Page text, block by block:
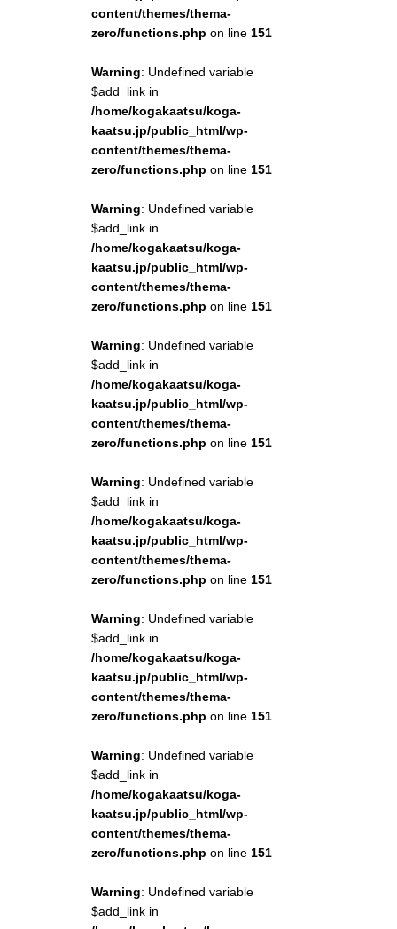
content/themes/thema-
zero/functions.php on line 151
Warning: Undefined variable
$add_link in
/home/kogakaatsu/koga-
kaatsu.jp/public_html/wp-
content/themes/thema-
zero/functions.php on line 151
Warning: Undefined variable
$add_link in
/home/kogakaatsu/koga-
kaatsu.jp/public_html/wp-
content/themes/thema-
zero/functions.php on line 151
Warning: Undefined variable
$add_link in
/home/kogakaatsu/koga-
kaatsu.jp/public_html/wp-
content/themes/thema-
zero/functions.php on line 151
Warning: Undefined variable
$add_link in
/home/kogakaatsu/koga-
kaatsu.jp/public_html/wp-
content/themes/thema-
zero/functions.php on line 151
Warning: Undefined variable
$add_link in
/home/kogakaatsu/koga-
kaatsu.jp/public_html/wp-
content/themes/thema-
zero/functions.php on line 151
Warning: Undefined variable
$add_link in
/home/kogakaatsu/koga-
kaatsu.jp/public_html/wp-
content/themes/thema-
zero/functions.php on line 151
Warning: Undefined variable
$add_link in